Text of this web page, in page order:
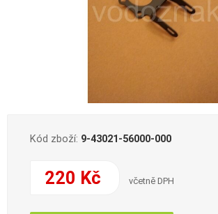
Kód zboží: 9-43021-56000-000
220 Kč včetně DPH